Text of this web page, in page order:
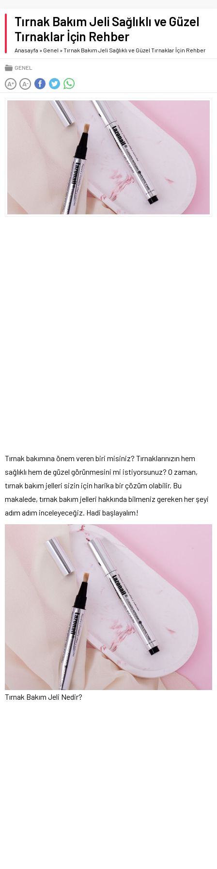
Tırnak Bakım Jeli Sağlıklı ve Güzel
Tırnaklar İçin Rehber
Anasayfa » Genel »Tırnak Bakım Jeli Sağlıklı ve Güzel Tırnaklar İçin Rehber
GENEL
A+ A-
Tırnak bakımına önem veren biri misiniz? Tırnaklarınızın hem
sağlıklı hem de güzel görünmesini mi istiyorsunuz? O zaman,
tırnak bakım jelleri sizin için harika bir çözüm olabilir. Bu
makalede, tırnak bakım jelleri hakkında bilmeniz gereken her şeyi
adım adım inceleyeceğiz. Hadi başlayalım!
Tırnak Bakım Jeli Nedir?